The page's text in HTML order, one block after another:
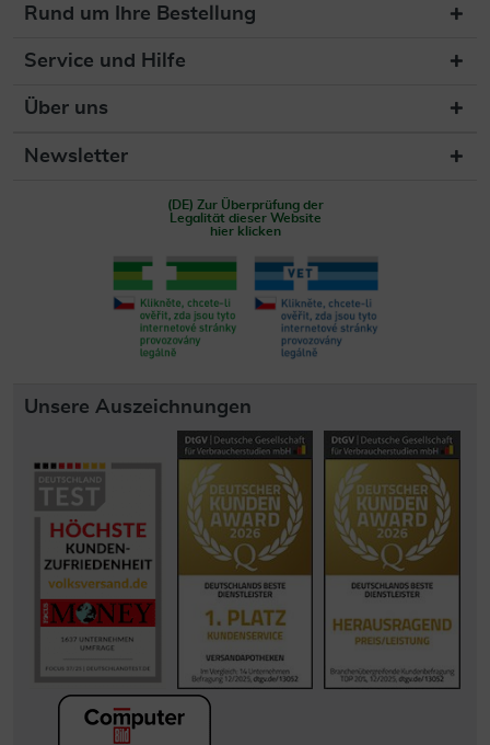
Rund um Ihre Bestellung
Service und Hilfe
Über uns
Newsletter
(DE) Zur Überprüfung der
Legalität dieser Website
hier klicken
Unsere Auszeichnungen